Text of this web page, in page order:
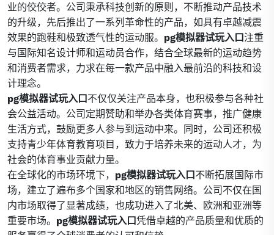
业的佼佼者。公司秉承科技创新的原则，不断推动产品技术
的升级，先后推出了一系列革命性的产品，如具有卓越减震
效果的跑鞋和极致透气性的运动服。 pg模拟器试玩入口注重
与国际知名设计师和运动员合作，结合全球最新的运动趋势
和消费者需求，力求在每一款产品中融入最前沿的科技和设
计理念。
pg模拟器试玩入口不仅仅关注产品本身，也积极参与各种社
会公益活动。公司定期赞助和举办各类体育赛事，推广健康
生活方式，鼓励更多人参与到运动中来。同时，公司还积极
支持青少年体育教育项目，致力于培养未来的运动人才，为
社会的体育事业贡献力量。
在全球化的市场环境下， pg模拟器试玩入口不断拓展国际市
场，建立了遍布多个国家和地区的销售网络。公司不仅在国
内市场取得了显著成绩，也成功进入了北美、欧洲和亚洲等
重要市场。 pg模拟器试玩入口凭借卓越的产品质量和优质的